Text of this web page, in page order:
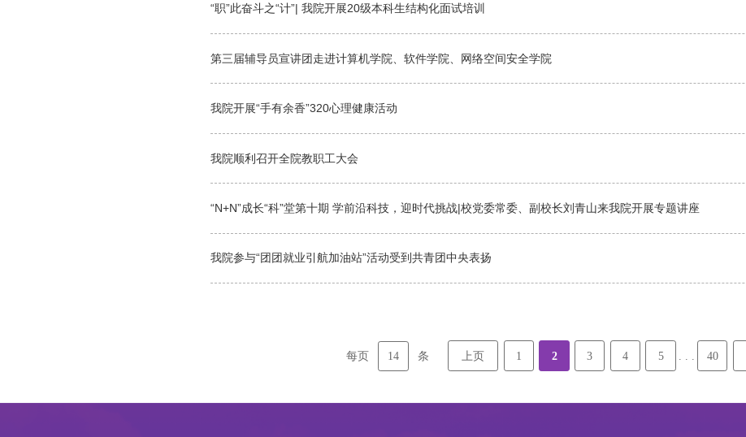
“职”此奋斗之“计”| 我院开展20级本科生结构化面试培训
第三届辅导员宣讲团走进计算机学院、软件学院、网络空间安全学院
我院开展“手有余香”320心理健康活动
我院顺利召开全院教职工大会
“N+N”成长“科”堂第十期 学前沿科技，迎时代挑战|校党委常委、副校长刘青山来我院开展专题讲座
我院参与“团团就业引航加油站”活动受到共青团中央表扬
每页 14 条 上页 1 2 3 4 5 40